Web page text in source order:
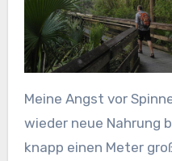
Meine Angst vor
wieder neue Nahrung
knapp einen Meter